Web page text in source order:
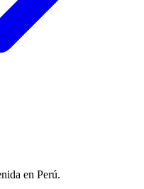
en Perú.